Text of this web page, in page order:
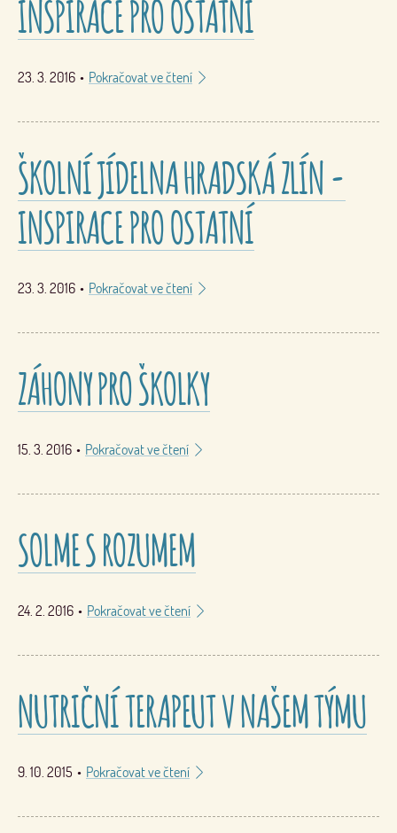
INSPIRACE PRO OSTATNÍ
23. 3. 2016 • Pokračovat ve čtení
ŠKOLNÍ JÍDELNA HRADSKÁ ZLÍN -
INSPIRACE PRO OSTATNÍ
23. 3. 2016 • Pokračovat ve čtení
ZÁHONY PRO ŠKOLKY
15. 3. 2016 • Pokračovat ve čtení
SOLME S ROZUMEM
24. 2. 2016 • Pokračovat ve čtení
NUTRIČNÍ TERAPEUT V NAŠEM TÝMU
9. 10. 2015 • Pokračovat ve čtení